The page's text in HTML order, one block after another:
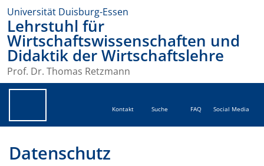
Universität Duisburg-Essen
Lehrstuhl für
Wirtschaftswissenschaften und
Didaktik der Wirtschaftslehre
Prof. Dr. Thomas Retzmann
Kontakt Suche FAQ Social Media
Datenschutz